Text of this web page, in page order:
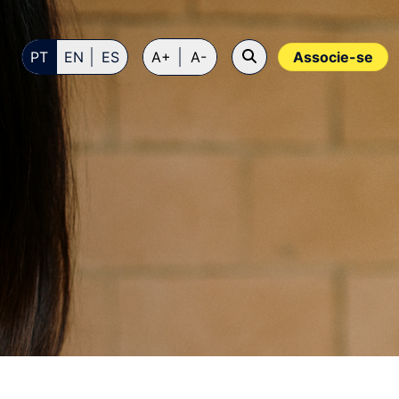
Associe-se
PT EN ES A+ A-